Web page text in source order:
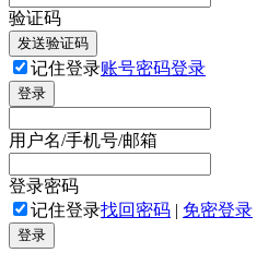
验证码
发送验证码
记住登录账号密码登录
登录
用户名/手机号/邮箱
登录密码
记住登录找回密码 | 免密登录
登录